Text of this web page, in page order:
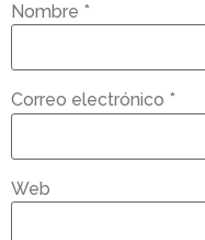
Nombre *
Correo electrónico *
Web